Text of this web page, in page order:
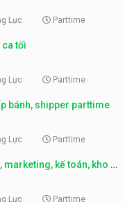
Lực Parttime
ca tối
Lực Parttime
bánh, shipper parttime
Lực Parttime
marketing, kế toán, kho –
Lực Parttime